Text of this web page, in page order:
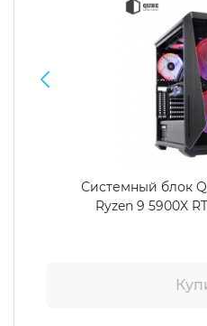
Системный блок
Ryzen 9 5900X